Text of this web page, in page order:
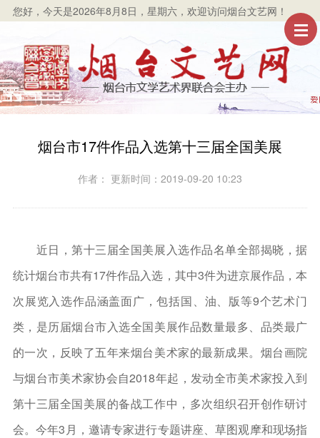
您好， 今天是2026年8月8日，星期六，欢迎访问烟台文艺网！
烟台市17件作品入选第十三届全国美展
作者： 更新时间：2019-09-20 10:23
近日，第十三届全国美展入选作品名单全部揭晓，据
统计烟台市共有17件作品入选，其中3件为进京展作品，本
次展览入选作品涵盖面广，包括国、油、版等9个艺术门
类，是历届烟台市入选全国美展作品数量最多、品类最广
的一次，反映了五年来烟台美术家的最新成果。烟台画院
与烟台市美术家协会自2018年起，发动全市美术家投入到
第十三届全国美展的备战工作中，多次组织召开创作研讨
会。今年3月，邀请专家进行专题讲座、草图观摩和现场指